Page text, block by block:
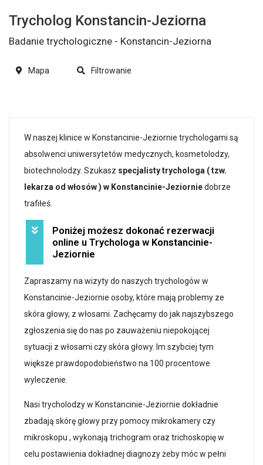
W naszej klinice w Konstancinie-Jeziornie trychologami są
absolwenci uniwersytetów medycznych, kosmetolodzy,
biotechnolodzy. Szukasz specjalisty trychologa ( tzw.
lekarza od włosów ) w Konstancinie-Jeziorniedobrze
trafiłeś.
Poniżej możesz dokonać rezerwacji
online u Trychologa w Konstancinie-
Jeziornie
Zapraszamy na wizyty do naszych trychologów w
Konstancinie-Jeziornie osoby, które mają problemy ze
skóra głowy, z włosami. Zachęcamy do jak najszybszego
zgłoszenia się do nas po zauważeniu niepokojącej
sytuacji z włosami czy skóra głowy. Im szybciej tym
większe prawdopodobieństwo na 100 procentowe
wyleczenie.
Nasi trycholodzy w Konstancinie-Jeziornie dokładnie
zbadają skórę głowy przy pomocy mikrokamery czy
mikroskopu , wykonają trichogram oraz trichoskopię w
celu postawienia dokładnej diagnozy żeby móc w pełni
Trycholog Konstancin-Jeziorna
Badanie trychologiczne - Konstancin-Jeziorna
Mapa Filtrowanie